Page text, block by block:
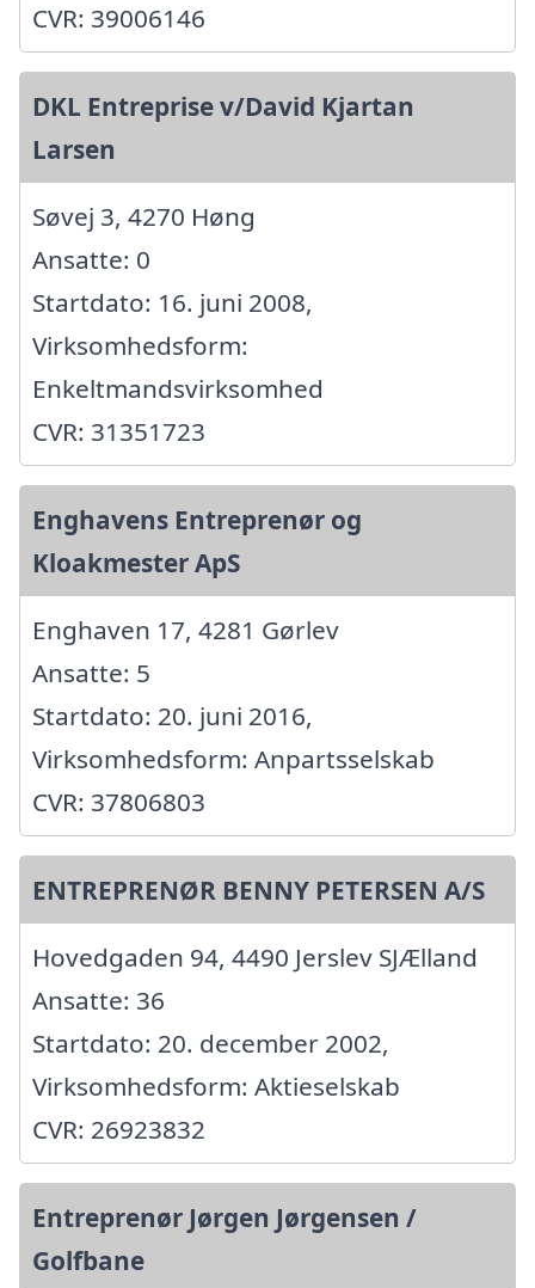
CVR: 39006146
DKL Entreprise v/David Kjartan
Larsen
Søvej 3, 4270 Høng
Ansatte: 0
Startdato: 16. juni 2008,
Virksomhedsform:
Enkeltmandsvirksomhed
CVR: 31351723
Enghavens Entreprenør og
Kloakmester ApS
Enghaven 17, 4281 Gørlev
Ansatte: 5
Startdato: 20. juni 2016,
Virksomhedsform: Anpartsselskab
CVR: 37806803
ENTREPRENØR BENNY PETERSEN A/S
Hovedgaden 94, 4490 Jerslev SJÆlland
Ansatte: 36
Startdato: 20. december 2002,
Virksomhedsform: Aktieselskab
CVR: 26923832
Entreprenør Jørgen Jørgensen /
Golfbane